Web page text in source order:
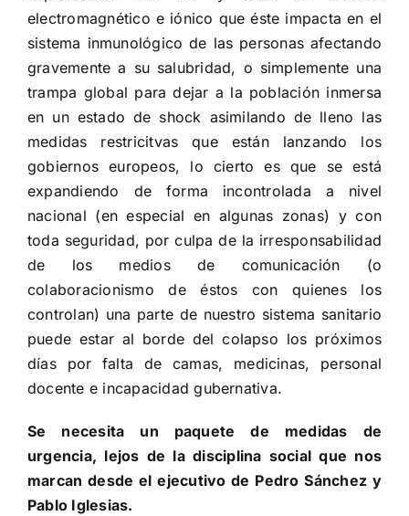
electromagnético e iónico que éste impacta en el
sistema inmunológico de las personas afectando
gravemente a su salubridad, o simplemente una
trampa global para dejar a la población inmersa
en un estado de shock asimilando de lleno las
medidas restricitvas que están lanzando los
gobiernos europeos, lo cierto es que se está
expandiendo de forma incontrolada a nivel
nacional (en especial en algunas zonas) y con
toda seguridad, por culpa de la irresponsabilidad
de los medios de comunicación (o
colaboracionismo de éstos con quienes los
controlan) una parte de nuestro sistema sanitario
puede estar al borde del colapso los próximos
días por falta de camas, medicinas, personal
docente e incapacidad gubernativa.
Se necesita un paquete de medidas de
urgencia, lejos de la disciplina social que nos
marcan desde el ejecutivo de Pedro Sánchez y
Pablo Iglesias.